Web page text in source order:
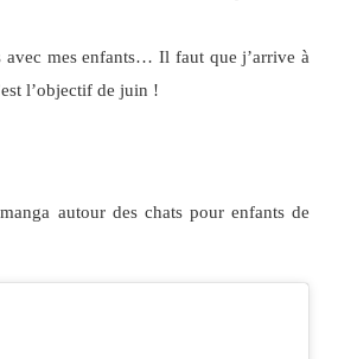
avec mes enfants… Il faut que j’arrive à
l’objectif de juin !
autour des chats pour enfants de